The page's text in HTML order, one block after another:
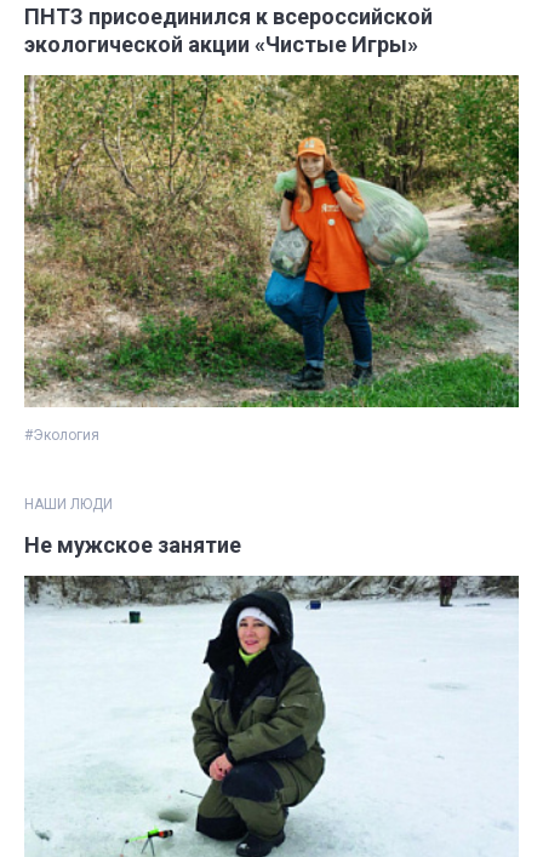
ПНТЗ присоединился к всероссийской
экологической акции «Чистые Игры»
#Экология
НАШИ ЛЮДИ
Не мужское занятие